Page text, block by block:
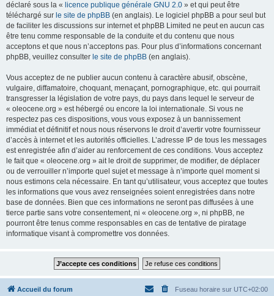
déclaré sous la « licence publique générale GNU 2.0 » et qui peut être
téléchargé sur le site de phpBB (en anglais). Le logiciel phpBB a pour seul but
de faciliter les discussions sur internet et phpBB Limited ne peut en aucun cas
être tenu comme responsable de la conduite et du contenu que nous
acceptons et que nous n’acceptons pas. Pour plus d’informations concernant
phpBB, veuillez consulter le site de phpBB (en anglais).
Vous acceptez de ne publier aucun contenu à caractère abusif, obscène,
vulgaire, diffamatoire, choquant, menaçant, pornographique, etc. qui pourrait
transgresser la législation de votre pays, du pays dans lequel le serveur de
« oleocene.org » est hébergé ou encore la loi internationale. Si vous ne
respectez pas ces dispositions, vous vous exposez à un bannissement
immédiat et définitif et nous nous réservons le droit d’avertir votre fournisseur
d’accès à internet et les autorités officielles. L’adresse IP de tous les messages
est enregistrée afin d’aider au renforcement de ces conditions. Vous acceptez
le fait que « oleocene.org » ait le droit de supprimer, de modifier, de déplacer
ou de verrouiller n’importe quel sujet et message à n’importe quel moment si
nous estimons cela nécessaire. En tant qu’utilisateur, vous acceptez que toutes
les informations que vous avez renseignées soient enregistrées dans notre
base de données. Bien que ces informations ne seront pas diffusées à une
tierce partie sans votre consentement, ni « oleocene.org », ni phpBB, ne
pourront être tenus comme responsables en cas de tentative de piratage
informatique visant à compromettre vos données.
Accueil du forum Fuseau horaire sur UTC+02:00